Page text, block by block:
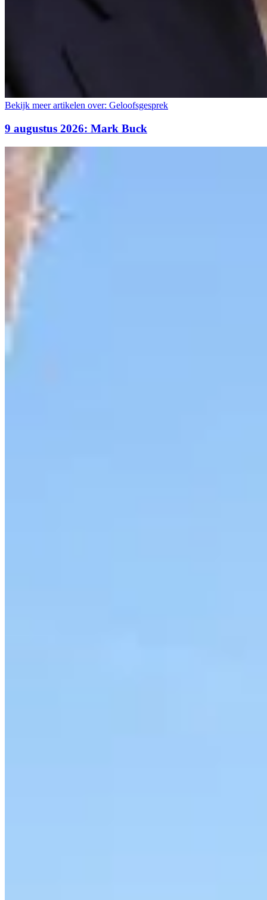
Bekijk meer artikelen over: Geloofsgesprek
9 augustus 2026: Mark Buck